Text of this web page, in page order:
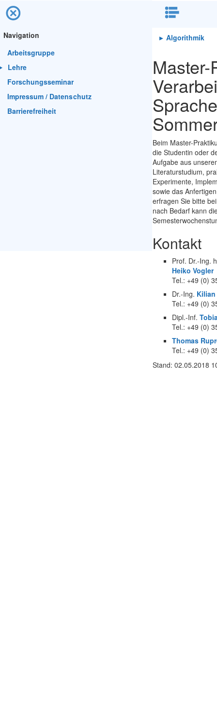
Navigation
Arbeitsgruppe
Lehre
Forschungsseminar
Impressum / Datenschutz
Barrierefreiheit
▸ Algorithmik
Beim Master-
die Studentin oder
Aufgabe aus
Literaturstudium,
Experimente,
sowie das
erfragen Sie bitte
nach Bedarf kann
Kontakt
Prof. Dr.-Ing.
Heiko Vogler
Tel.: +49 (0)
Dr.-Ing.
Tel.: +49 (0)
Dipl.-Inf.
Tel.: +49 (0)
Thomas
Tel.: +49 (0)
Stand: 02.05.2018